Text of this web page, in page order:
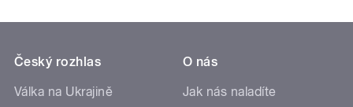
Český rozhlas
Válka na Ukrajině
O nás
Jak nás naladíte